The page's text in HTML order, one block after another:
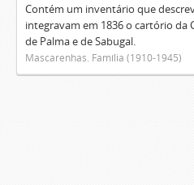
Contém um inventário que
integravam em 1836 o cartório da
de Palma e de Sabugal.
Mascarenhas. Família (1910-1945)